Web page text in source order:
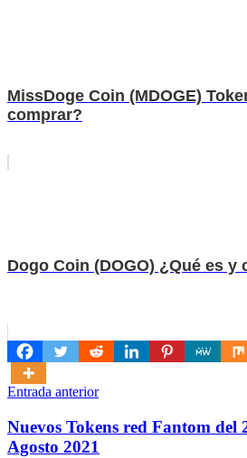
MissDoge Coin (MDOGE)
comprar?
Dogo Coin (DOGO) ¿Qué es y
Navegación
de
entradas
Entrada anterior
Nuevos Tokens red Fantom del
Agosto 2021